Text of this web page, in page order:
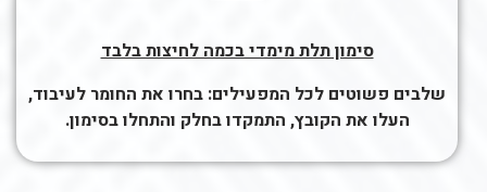
סימון תלת מימדי בכמה לחיצות בלבד
שלבים פשוטים לכל המפעילים: בחרו את החומר לעיבוד,
העלו את הקובץ, התמקדו בחלק והתחלו בסימון.